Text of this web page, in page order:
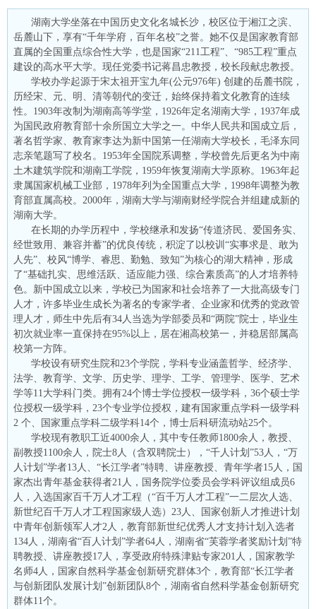
湖南大学坐落在中国历史文化名城长沙，校区位于湘江之滨、
岳麓山下，享有“千年学府，百年名校”之誉。她不仅是国家教育部
直属的全国重点综合性大学，也是国家“211工程”、“985工程”重点
建设的高水平大学。现任党委书记蒋昌忠教授，校长段献忠教授。
学校办学起源于宋太祖开宝九年(公元976年) 创建的岳麓书院，
历经宋、元、明、清等朝代的变迁，始终保持着文化教育的连续
性。1903年改制为湖南高等学堂，1926年定名湖南大学，1937年成
为国民政府教育部十余所国立大学之一。中华人民共和国成立后，
著名哲学家、教育家李达为新中国第一任湖南大学校长，毛泽东同
志亲笔题写了校名。1953年全国院系调整，学校曾先后更名为中南
土木建筑学院和湖南工学院，1959年恢复湖南大学原称。1963年起
隶属国家机械工业部，1978年列为全国重点大学，1998年调整为教
育部直属高校。2000年，湖南大学与湖南财经学院合并组建成新的
湖南大学。
在长期的办学历程中，学校继承和发扬“传道济民、爱国务实、
经世致用、兼容并蓄”的优良传统，积淀了以校训“实事求是、敢为
人先”、校风“博学、睿思、勤勉、致知”为核心的湖大精神，形成
了“基础扎实、思维活跃、适应能力强、综合素质高”的人才培养特
色。新中国成立以来，学校已为国家和社会培养了一大批高级专门
人才，许多毕业生成长为著名的专家学者、企业家和优秀的党政管
理人才，师生中先后有34人当选为学部委员和“两院”院士，毕业生
初次就业率一直保持在95%以上，居在湘高校第一，并稳居部属高
校第一方阵。
学校设有研究生院和23个学院，学科专业涵盖哲学、经济学、
法学、教育学、文学、历史学、理学、工学、管理学、医学、艺术
学等11大学科门类。拥有24个博士学位授权一级学科，36个硕士学
位授权一级学科，23个专业学位授权，建有国家重点学科一级学科
2 个、国家重点学科二级学科14个，博士后科研流动站25个。
学校现有教职工近4000余人，其中专任教师1800余人，教授、
副教授1100余人，院士8人（含双聘院士），“千人计划”53人，“万
人计划”学者13人、“长江学者”特聘、讲座教授、青年学者15人，国
家杰出青年基金获得者21人，国务院学位委员会学科评议组成员6
人，入选国家百千万人才工程（“百千万人才工程”一二层次人选、
新世纪百千万人才工程国家级人选）23人、国家创新人才推进计划
中青年创新领军人才2人，教育部新世纪优秀人才支持计划入选者
134人，湖南省“百人计划”学者64人，湖南省“芙蓉学者奖励计划”特
聘教授、讲座教授17人，享受政府特殊津贴专家201人，国家教学
名师4人，国家自然科学基金创新研究群体3个，教育部“长江学者
与创新团队发展计划”创新团队8个，湖南省自然科学基金创新研究
群体11个。